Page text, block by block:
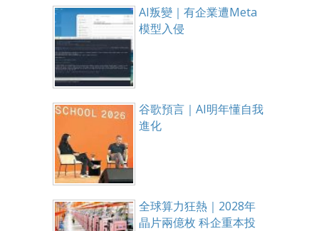
AI叛變｜有企業遭Meta
模型入侵
谷歌預言｜AI明年懂自我
進化
全球算力狂熱｜2028年
晶片兩億枚 科企重本投